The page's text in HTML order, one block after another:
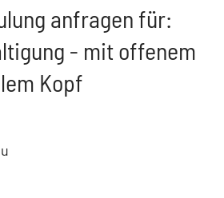
anfragen für:
- mit offenem
Kopf